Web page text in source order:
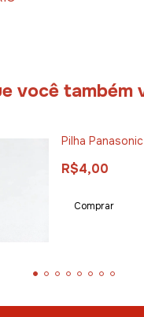
você também
Pilha
R$4,00